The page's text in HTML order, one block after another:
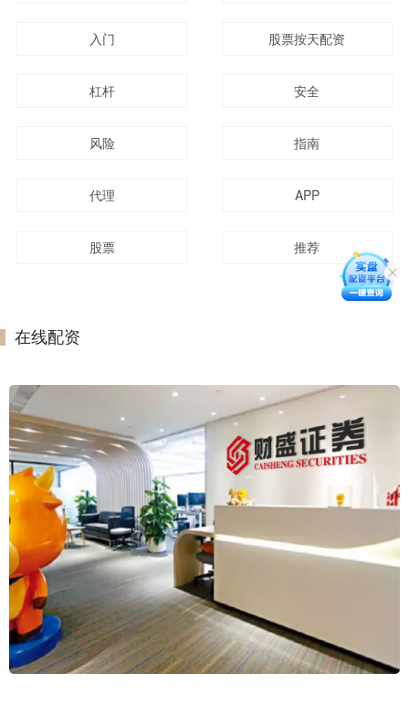
入门 股票按天配资
杠杆 安全
风险 指南
代理 APP
股票 推荐
在线配资